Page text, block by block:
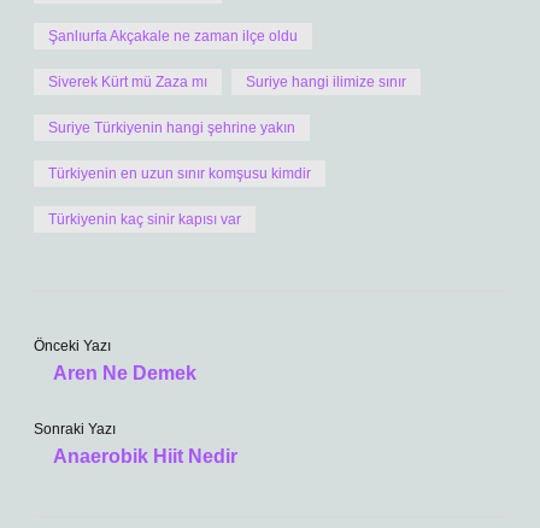
Şanlıurfa Akçakale ne zaman ilçe oldu
Siverek Kürt mü Zaza mı Suriye hangi ilimize sınır
Suriye Türkiyenin hangi şehrine yakın
Türkiyenin en uzun sınır komşusu kimdir
Türkiyenin kaç sinir kapısı var
Önceki Yazı
Aren Ne Demek
Sonraki Yazı
Anaerobik Hiit Nedir